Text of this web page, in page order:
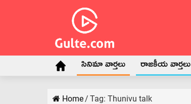
సినిమా వార్తలు రాజకీయ వార్తలు
Home/ Tag: Thunivu talk